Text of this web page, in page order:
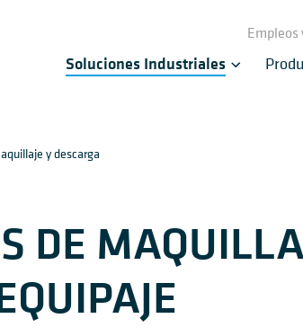
Empleos
Soluciones Industriales
y descarga
DE